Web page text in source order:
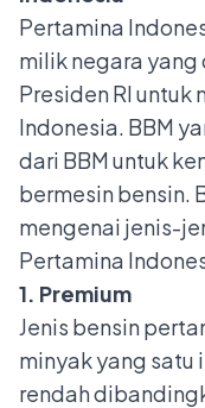
Pertamina
milik negara
Presiden RI untuk
Indonesia. BBM
dari BBM untuk
bermesin bensin.
mengenai jenis-
Pertamina
1. Premium
Jenis bensin
minyak yang satu
rendah